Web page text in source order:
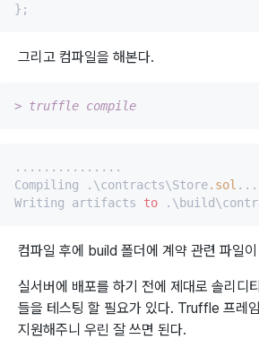
그리고 컴파일을 해본다.
> truffle compile
...............
Compiling .\contracts\Store.sol ...
Writing artifacts to
컴파일 후에 build 폴더에 계약 관련 파일
실서버에 배포를 하기 전에 제대로 솔리디
들을 테스팅 할 필요가 있다. Truffle 프레
지원해주니 우린 잘 쓰면 된다.